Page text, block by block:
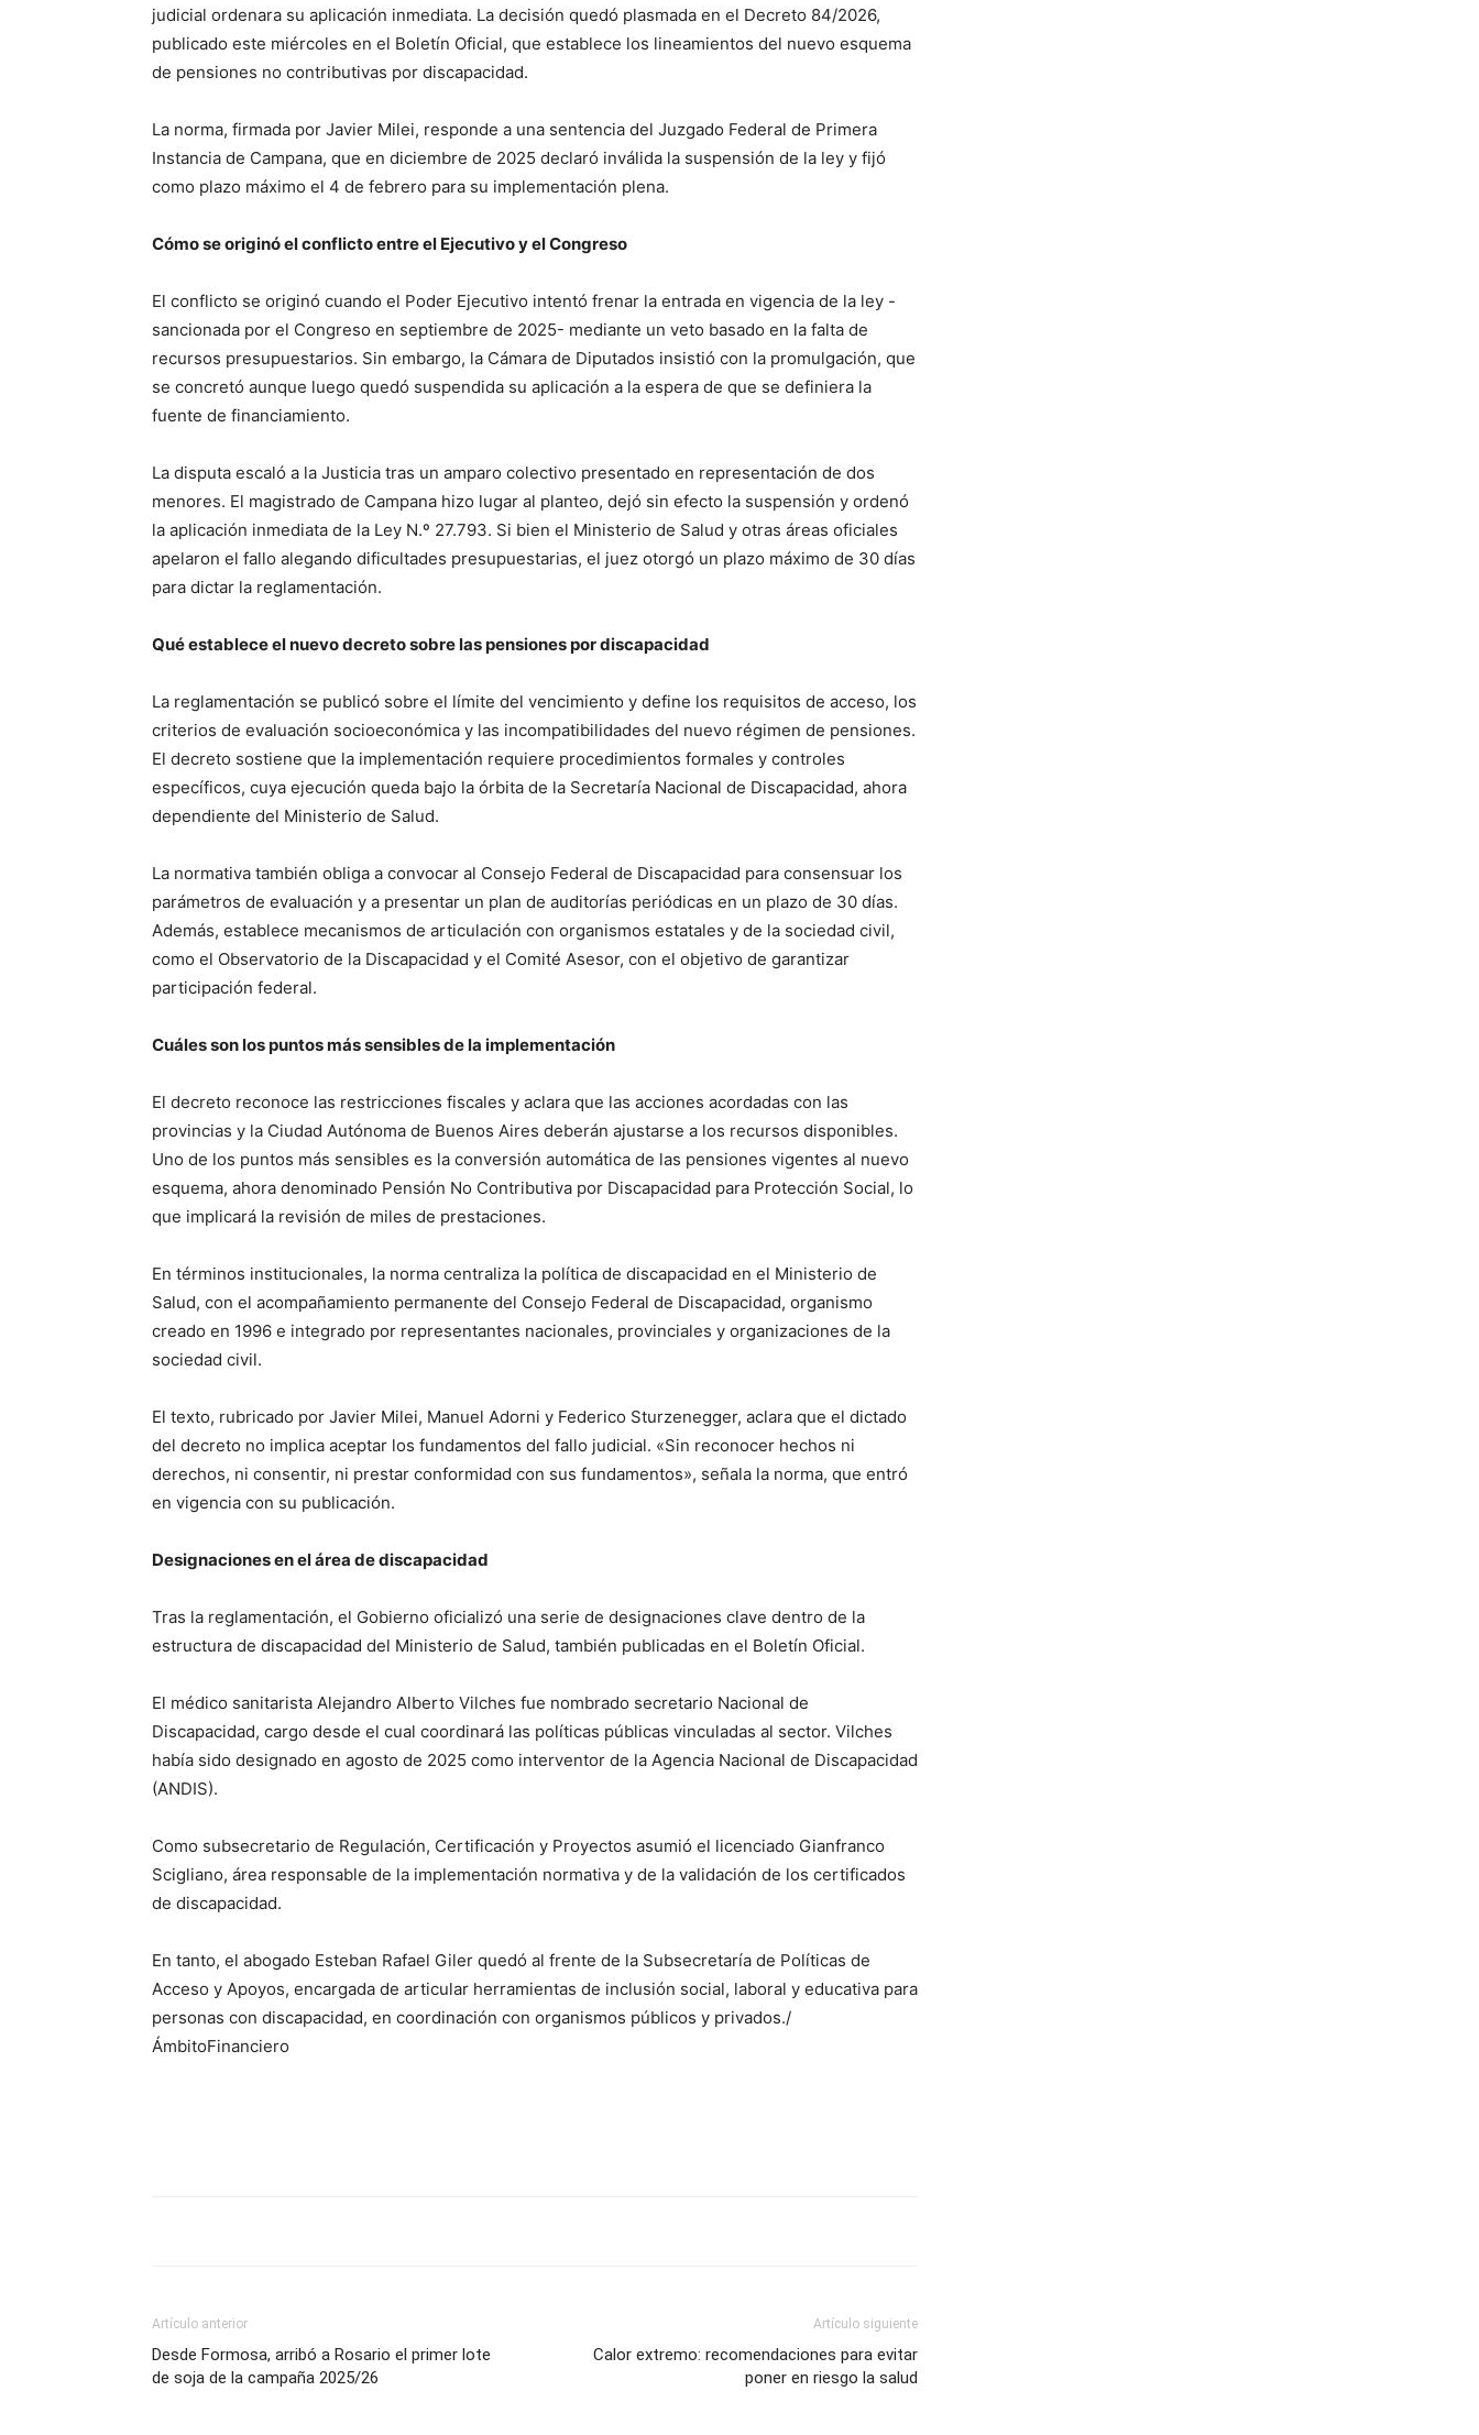
se
ve…
judicial ordenara su aplicación inmediata. La decisión quedó plasmada en el Decreto 84/2026,
publicado este miércoles en el Boletín Oficial, que establece los lineamientos del nuevo esquema
de pensiones no contributivas por discapacidad.
La norma, firmada por Javier Milei, responde a una sentencia del Juzgado Federal de Primera
Instancia de Campana, que en diciembre de 2025 declaró inválida la suspensión de la ley y fijó
como plazo máximo el 4 de febrero para su implementación plena.
Cómo se originó el conflicto entre el Ejecutivo y el Congreso
El conflicto se originó cuando el Poder Ejecutivo intentó frenar la entrada en vigencia de la ley -
sancionada por el Congreso en septiembre de 2025- mediante un veto basado en la falta de
recursos presupuestarios. Sin embargo, la Cámara de Diputados insistió con la promulgación, que
se concretó aunque luego quedó suspendida su aplicación a la espera de que se definiera la
fuente de financiamiento.
La disputa escaló a la Justicia tras un amparo colectivo presentado en representación de dos
menores. El magistrado de Campana hizo lugar al planteo, dejó sin efecto la suspensión y ordenó
la aplicación inmediata de la Ley N.º 27.793. Si bien el Ministerio de Salud y otras áreas oficiales
apelaron el fallo alegando dificultades presupuestarias, el juez otorgó un plazo máximo de 30 días
para dictar la reglamentación.
Qué establece el nuevo decreto sobre las pensiones por discapacidad
La reglamentación se publicó sobre el límite del vencimiento y define los requisitos de acceso, los
criterios de evaluación socioeconómica y las incompatibilidades del nuevo régimen de pensiones.
El decreto sostiene que la implementación requiere procedimientos formales y controles
específicos, cuya ejecución queda bajo la órbita de la Secretaría Nacional de Discapacidad, ahora
dependiente del Ministerio de Salud.
La normativa también obliga a convocar al Consejo Federal de Discapacidad para consensuar los
parámetros de evaluación y a presentar un plan de auditorías periódicas en un plazo de 30 días.
Además, establece mecanismos de articulación con organismos estatales y de la sociedad civil,
como el Observatorio de la Discapacidad y el Comité Asesor, con el objetivo de garantizar
participación federal.
Cuáles son los puntos más sensibles de la implementación
El decreto reconoce las restricciones fiscales y aclara que las acciones acordadas con las
provincias y la Ciudad Autónoma de Buenos Aires deberán ajustarse a los recursos disponibles.
Uno de los puntos más sensibles es la conversión automática de las pensiones vigentes al nuevo
esquema, ahora denominado Pensión No Contributiva por Discapacidad para Protección Social, lo
que implicará la revisión de miles de prestaciones.
En términos institucionales, la norma centraliza la política de discapacidad en el Ministerio de
Salud, con el acompañamiento permanente del Consejo Federal de Discapacidad, organismo
creado en 1996 e integrado por representantes nacionales, provinciales y organizaciones de la
sociedad civil.
El texto, rubricado por Javier Milei, Manuel Adorni y Federico Sturzenegger, aclara que el dictado
del decreto no implica aceptar los fundamentos del fallo judicial. «Sin reconocer hechos ni
derechos, ni consentir, ni prestar conformidad con sus fundamentos», señala la norma, que entró
en vigencia con su publicación.
Designaciones en el área de discapacidad
Tras la reglamentación, el Gobierno oficializó una serie de designaciones clave dentro de la
estructura de discapacidad del Ministerio de Salud, también publicadas en el Boletín Oficial.
El médico sanitarista Alejandro Alberto Vilches fue nombrado secretario Nacional de
Discapacidad, cargo desde el cual coordinará las políticas públicas vinculadas al sector. Vilches
había sido designado en agosto de 2025 como interventor de la Agencia Nacional de Discapacidad
(ANDIS).
Como subsecretario de Regulación, Certificación y Proyectos asumió el licenciado Gianfranco
Scigliano, área responsable de la implementación normativa y de la validación de los certificados
de discapacidad.
En tanto, el abogado Esteban Rafael Giler quedó al frente de la Subsecretaría de Políticas de
Acceso y Apoyos, encargada de articular herramientas de inclusión social, laboral y educativa para
personas con discapacidad, en coordinación con organismos públicos y privados./
ÁmbitoFinanciero
Artículo anterior
Desde Formosa, arribó a Rosario el primer lote
de soja de la campaña 2025/26
Artículo siguiente
Calor extremo: recomendaciones para evitar
poner en riesgo la salud